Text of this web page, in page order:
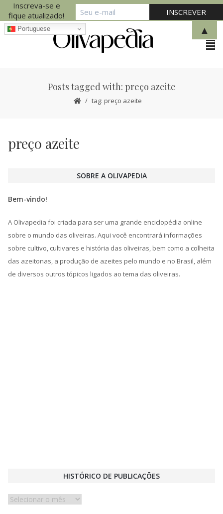
Posts tagged with: preço azeite
tag: preço azeite
preço azeite
SOBRE A OLIVAPEDIA
Bem-vindo!
A Olivapedia foi criada para ser uma grande enciclopédia online
sobre o mundo das oliveiras. Aqui você encontrará informações
sobre cultivo, cultivares e história das oliveiras, bem como a colheita
das azeitonas, a produção de azeites pelo mundo e no Brasil, além
de diversos outros tópicos ligados ao tema das oliveiras.
HISTÓRICO DE PUBLICAÇÕES
Histórico
Inscreva-se e
fique atualizado!
▲
Portuguese